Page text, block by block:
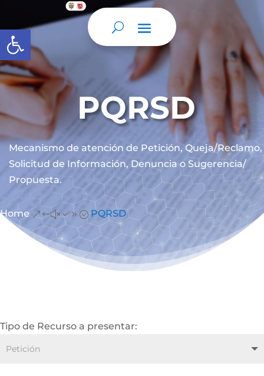
Abrir barra de herramientas
PQRSD
Mecanismo de atención de Petición, Queja/Reclamo,
Solicitud de Información, Denuncia o Sugerencia/
Propuesta.
Home &#x39; PQRSD
Tipo de Recurso a presentar: